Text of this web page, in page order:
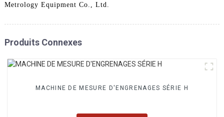
Metrology Equipment Co., Ltd.
Produits Connexes
MACHINE DE MESURE D'ENGRENAGES SÉRIE H